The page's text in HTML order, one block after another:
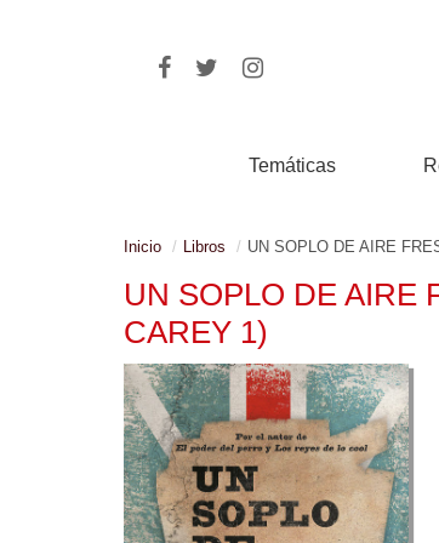
Temáticas
Inicio Libros UN SOPLO DE AIRE
UN SOPLO DE AIRE
CAREY 1)